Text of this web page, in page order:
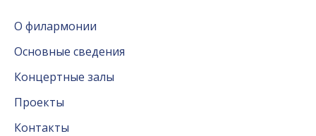
О филармонии
Основные сведения
Концертные залы
Проекты
Контакты